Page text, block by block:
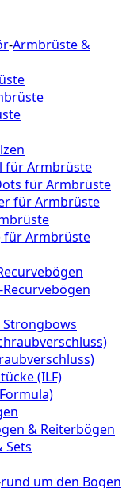
-Armbrüste &
für Armbrüste
für Armbrüste
für Armbrüste
für Armbrüste
(ILF)
& Reiterbögen
Sets
rund um den Bogen